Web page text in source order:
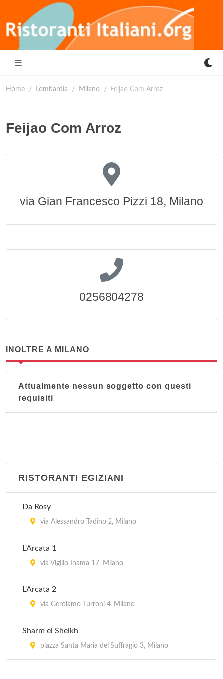
Home Lombardia Milano Feijao Com Arroz
Feijao Com Arroz
via Gian Francesco Pizzi 18, Milano
0256804278
INOLTRE A MILANO
Attualmente nessun soggetto con questi
requisiti
RISTORANTI EGIZIANI
Da Rosy
via Alessandro Tadino 2, Milano
L'Arcata 1
via Vigilio Inama 17, Milano
L'Arcata 2
via Gerolamo Turroni 4, Milano
Sharm el Sheikh
piazza Santa Maria del Suffragio 3, Milano